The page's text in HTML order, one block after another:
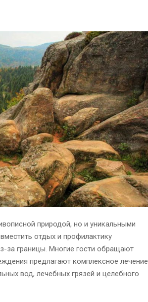
природой, но и уникальными
отдых и профилактику
за границы. Многие гости обращают
предлагают комплексное лечение
вод, лечебных грязей и целебного